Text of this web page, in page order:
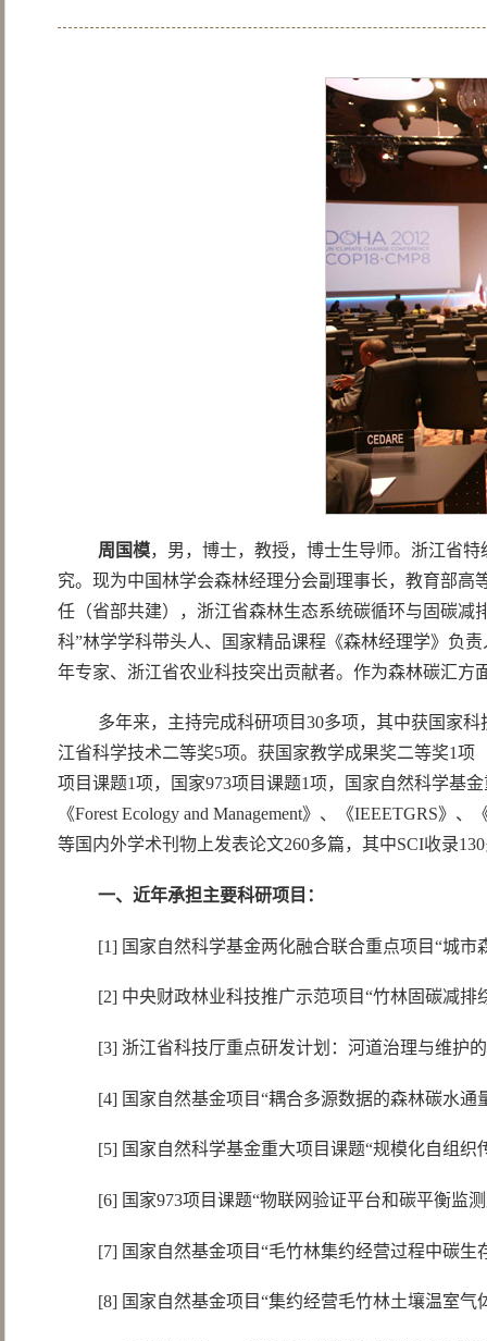
周国模，男，博士，教授，博士生导师。浙江省
究。现为中国林学会森林经理分会副理事长，教育部
任（省部共建），浙江省森林生态系统碳循环与固碳
科”林学学科带头人、国家精品课程《森林经理学》负
年专家、浙江省农业科技突出贡献者。作为森林碳汇
多年来，主持完成科研项目30多项，其中获国家
江省科学技术二等奖5项。获国家教学成果奖二等奖1
项目课题1项，国家973项目课题1项，国家自然科学基
《Forest Ecology and Management》、《IEEETGRS》
等国内外学术刊物上发表论文260多篇，其中SCI收录
一、近年承担主要科研项目：
[1] 国家自然科学基金两化融合联合重点项目“城市
[2] 中央财政林业科技推广示范项目“竹林固碳减排
[3] 浙江省科技厅重点研发计划：河道治理与维护
[4] 国家自然基金项目“耦合多源数据的森林碳水通
[5] 国家自然科学基金重大项目课题“规模化自组织
[6] 国家973项目课题“物联网验证平台和碳平衡监
[7] 国家自然基金项目“毛竹林集约经营过程中碳生
[8] 国家自然基金项目“集约经营毛竹林土壤温室气